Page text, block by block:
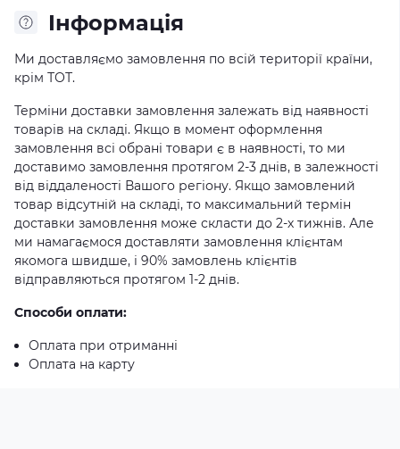
Iнформація
Ми доставляємо замовлення по всій території країни,
крім ТОТ.
Терміни доставки замовлення залежать від наявності
товарів на складі. Якщо в момент оформлення
замовлення всі обрані товари є в наявності, то ми
доставимо замовлення протягом 2-3 днів, в залежності
від віддаленості Вашого регіону. Якщо замовлений
товар відсутній на складі, то максимальний термін
доставки замовлення може скласти до 2-х тижнів. Але
ми намагаємося доставляти замовлення клієнтам
якомога швидше, і 90% замовлень клієнтів
відправляються протягом 1-2 днів.
Способи оплати:
Оплата при отриманні
Оплата на карту